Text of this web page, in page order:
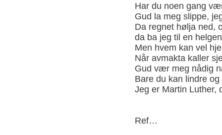
Har du noen gang
Gud la meg slippe,
Da regnet hølja ned,
da ba jeg til en
Men hvem kan vel
Når avmakta kaller
Gud vær meg nådig
Bare du kan lindre
Jeg er Martin Luther,
Ref…